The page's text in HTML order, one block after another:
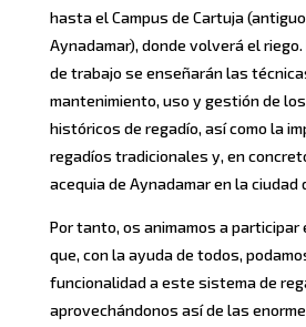
hasta el Campus de Cartuja
Aynadamar), donde volverá el
de trabajo se enseñarán las
mantenimiento, uso y gestión de
históricos de regadío, así como la
regadíos tradicionales y, en
acequia de Aynadamar en la ciudad
Por tanto, os animamos a
que, con la ayuda de todos,
funcionalidad a este sistema de
aprovechándonos así de las